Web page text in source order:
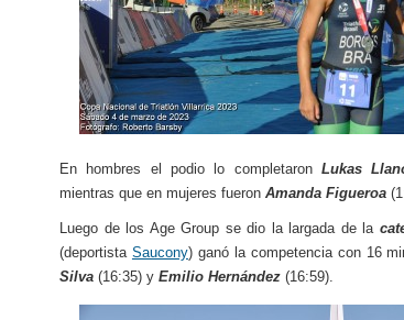
En hombres el podio lo completaron Lukas
mientras que en mujeres fueron Amanda Figueroa
Luego de los Age Group se dio la largada de la
(deportista Saucony) ganó la competencia con 16
Silva (16:35) y Emilio Hernández (16:59).